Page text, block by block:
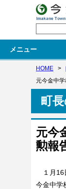
メニュー
HOME >
元今金中
町
元今
勲報
１月16
今金中学